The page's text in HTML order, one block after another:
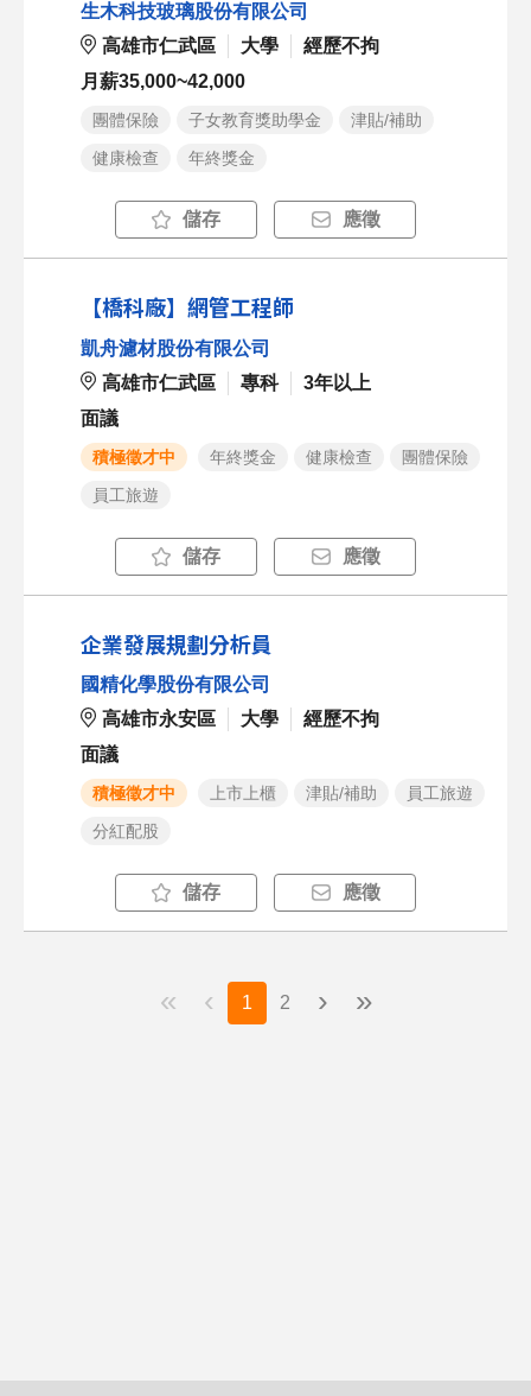
生木科技玻璃股份有限公司
高雄市仁武區
大學
經歷不拘
月薪35,000~42,000
團體保險 子女教育獎助學金
津貼/補助
健康檢查
年終獎金
儲存 應徵
【橋科廠】網管工程師
凱舟濾材股份有限公司
高雄市仁武區
專科
3年以上
面議
積極徵才中 年終獎金 健康檢查
團體保險
員工旅遊
儲存 應徵
企業發展規劃分析員
國精化學股份有限公司
高雄市永安區
大學
經歷不拘
面議
積極徵才中 上市上櫃 津貼/補助
員工旅遊
分紅配股
儲存 應徵
« ‹ 1 2 › »